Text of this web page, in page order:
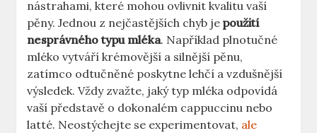
nástrahami, ‍které mohou ovlivnit kvalitu vaší
pěny. Jednou​ z nejčastějších chyb je⁤použití
nesprávného typu mléka. ‍Například plnotučné
mléko⁣ vytváří krémovější a silnější pěnu,
zatímco odtučněné poskytne lehčí‍ a vzdušnější
výsledek. Vždy zvažte,⁤ jaký typ mléka odpovídá
vaší představě​ o dokonalém‌ cappuccinu⁤ nebo
latté. ⁢Neostýchejte se experimentovat, ‌ ale